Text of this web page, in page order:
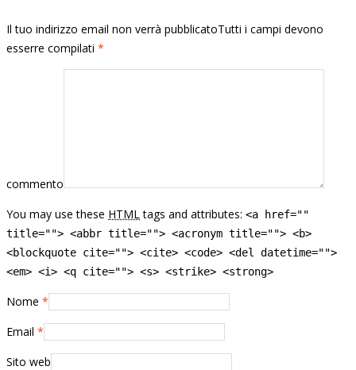
Il tuo indirizzo email non verrà pubblicatoTutti i campi devono
esserre compilati *
commento
You may use these HTML tags and attributes: <a href=""
title=""> <abbr title=""> <acronym title=""> <b>
<blockquote cite=""> <cite> <code> <del datetime="">
<em> <i> <q cite=""> <s> <strike> <strong>
Nome *
Email *
Sito web